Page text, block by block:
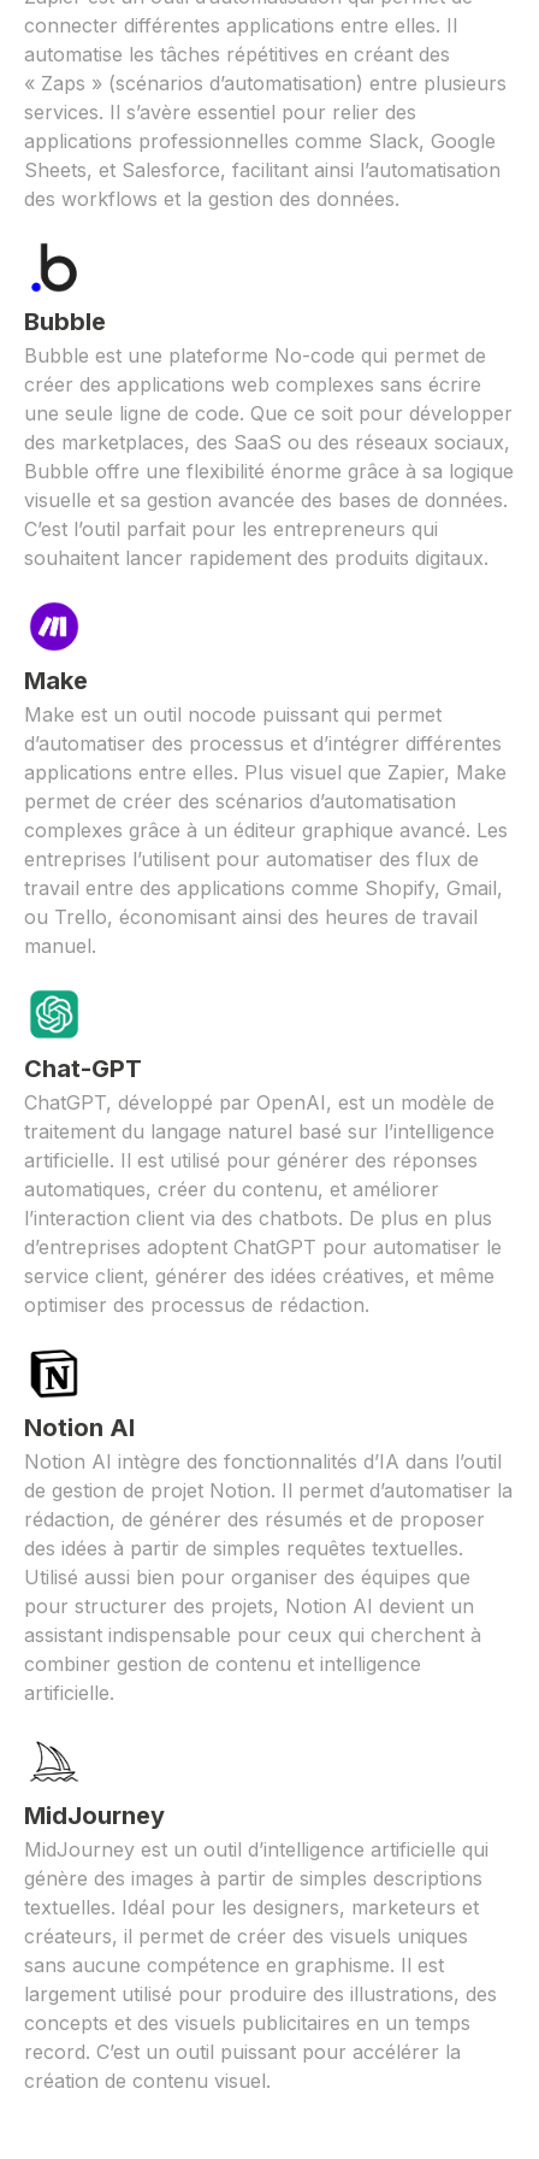
connecter différentes applications entre elles. Il
automatise les tâches répétitives en créant des
« Zaps » (scénarios d’automatisation) entre plusieurs
services. Il s’avère essentiel pour relier des
applications professionnelles comme Slack, Google
Sheets, et Salesforce, facilitant ainsi l’automatisation
des workflows et la gestion des données.
Bubble
Bubble est une plateforme No-code qui permet de
créer des applications web complexes sans écrire
une seule ligne de code. Que ce soit pour développer
des marketplaces, des SaaS ou des réseaux sociaux,
Bubble offre une flexibilité énorme grâce à sa logique
visuelle et sa gestion avancée des bases de données.
C’est l’outil parfait pour les entrepreneurs qui
souhaitent lancer rapidement des produits digitaux.
Make
Make est un outil nocode puissant qui permet
d’automatiser des processus et d’intégrer différentes
applications entre elles. Plus visuel que Zapier, Make
permet de créer des scénarios d’automatisation
complexes grâce à un éditeur graphique avancé. Les
entreprises l’utilisent pour automatiser des flux de
travail entre des applications comme Shopify, Gmail,
ou Trello, économisant ainsi des heures de travail
manuel.
Chat-GPT
ChatGPT, développé par OpenAI, est un modèle de
traitement du langage naturel basé sur l’intelligence
artificielle. Il est utilisé pour générer des réponses
automatiques, créer du contenu, et améliorer
l’interaction client via des chatbots. De plus en plus
d’entreprises adoptent ChatGPT pour automatiser le
service client, générer des idées créatives, et même
optimiser des processus de rédaction.
Notion AI
Notion AI intègre des fonctionnalités d’IA dans l’outil
de gestion de projet Notion. Il permet d’automatiser la
rédaction, de générer des résumés et de proposer
des idées à partir de simples requêtes textuelles.
Utilisé aussi bien pour organiser des équipes que
pour structurer des projets, Notion AI devient un
assistant indispensable pour ceux qui cherchent à
combiner gestion de contenu et intelligence
artificielle.
MidJourney
MidJourney est un outil d’intelligence artificielle qui
génère des images à partir de simples descriptions
textuelles. Idéal pour les designers, marketeurs et
créateurs, il permet de créer des visuels uniques
sans aucune compétence en graphisme. Il est
largement utilisé pour produire des illustrations, des
concepts et des visuels publicitaires en un temps
record. C’est un outil puissant pour accélérer la
création de contenu visuel.